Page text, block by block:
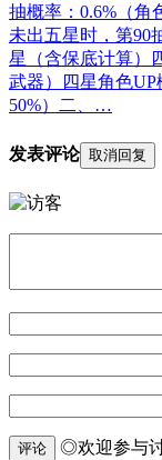
抽概率：0.6%（角
未出五星时，第90
星（含保底计算）
武器）四星角色
50%）二、…
发表评论 取消回复
评论 ◎欢迎参与